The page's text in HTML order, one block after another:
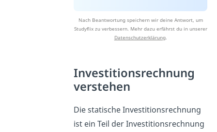
Nach Beantwortung speichern wir deine Antwort, um
Studyflix zu verbessern. Mehr dazu erfährst du in unserer
Datenschutzerklärung.
Investitionsrechnung
verstehen
Die statische Investitionsrechnung
ist ein Teil der Investitionsrechnung